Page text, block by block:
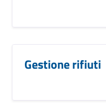
Gestione rifiuti